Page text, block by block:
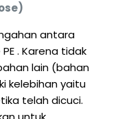
antara
. Karena tidak
lain (bahan
kelebihan yaitu
telah dicuci.